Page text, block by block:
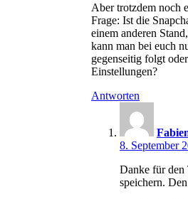
Aber trotzdem noch
Frage: Ist die
einem anderen
kann man bei euch
gegenseitig folgt
Einstellungen?
Antworten
8. September
Danke für den
speichern.